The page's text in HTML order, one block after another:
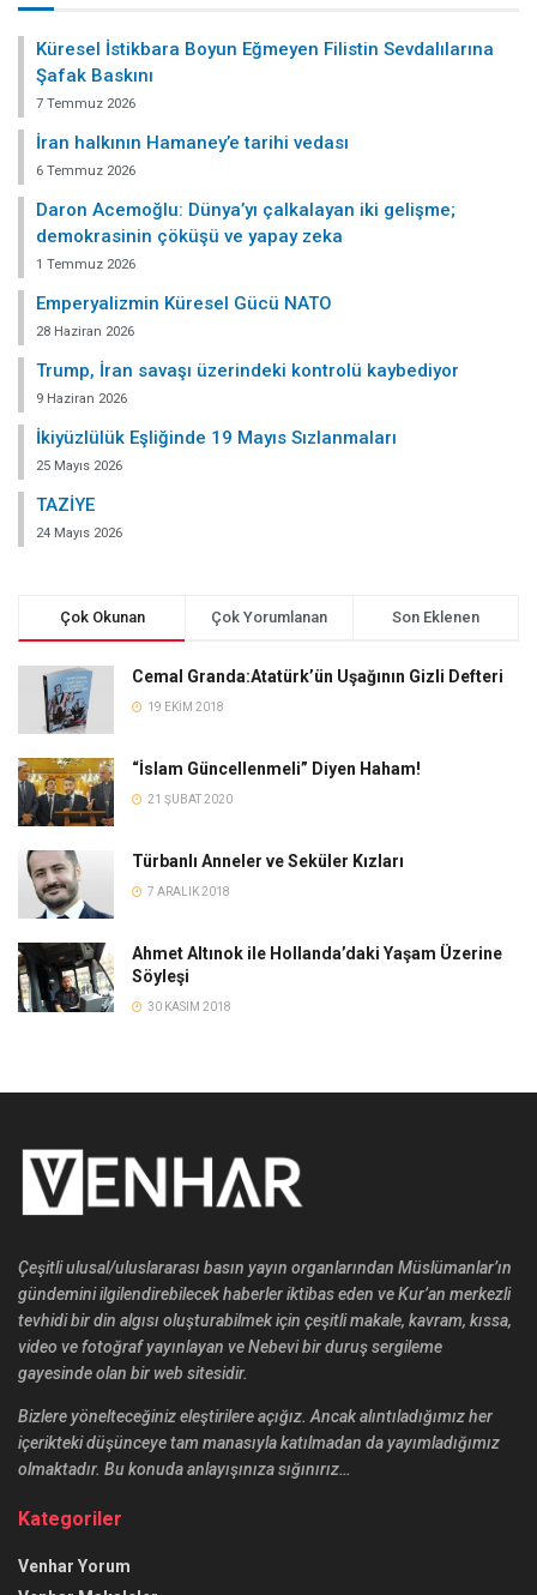
Küresel İstikbara Boyun Eğmeyen Filistin Sevdalılarına
Şafak Baskını
7 Temmuz 2026
İran halkının Hamaney’e tarihi vedası
6 Temmuz 2026
Daron Acemoğlu: Dünya’yı çalkalayan iki gelişme;
demokrasinin çöküşü ve yapay zeka
1 Temmuz 2026
Emperyalizmin Küresel Gücü NATO
28 Haziran 2026
Trump, İran savaşı üzerindeki kontrolü kaybediyor
9 Haziran 2026
İkiyüzlülük Eşliğinde 19 Mayıs Sızlanmaları
25 Mayıs 2026
TAZİYE
24 Mayıs 2026
Çok Okunan Çok Yorumlanan Son Eklenen
Cemal Granda:Atatürk’ün Uşağının Gizli Defteri
19 EKIM 2018
“İslam Güncellenmeli” Diyen Haham!
21 ŞUBAT 2020
Türbanlı Anneler ve Seküler Kızları
7 ARALIK 2018
Ahmet Altınok ile Hollanda’daki Yaşam Üzerine
Söyleşi
30 KASIM 2018
Çeşitli ulusal/uluslararası basın yayın organlarından Müslümanlar’ın
gündemini ilgilendirebilecek haberler iktibas eden ve Kur’an merkezli
tevhidi bir din algısı oluşturabilmek için çeşitli makale, kavram, kıssa,
video ve fotoğraf yayınlayan ve Nebevi bir duruş sergileme
gayesinde olan bir web sitesidir.
Bizlere yönelteceğiniz eleştirilere açığız. Ancak alıntıladığımız her
içerikteki düşünceye tam manasıyla katılmadan da yayımladığımız
olmaktadır. Bu konuda anlayışınıza sığınırız…
Kategoriler
Venhar Yorum